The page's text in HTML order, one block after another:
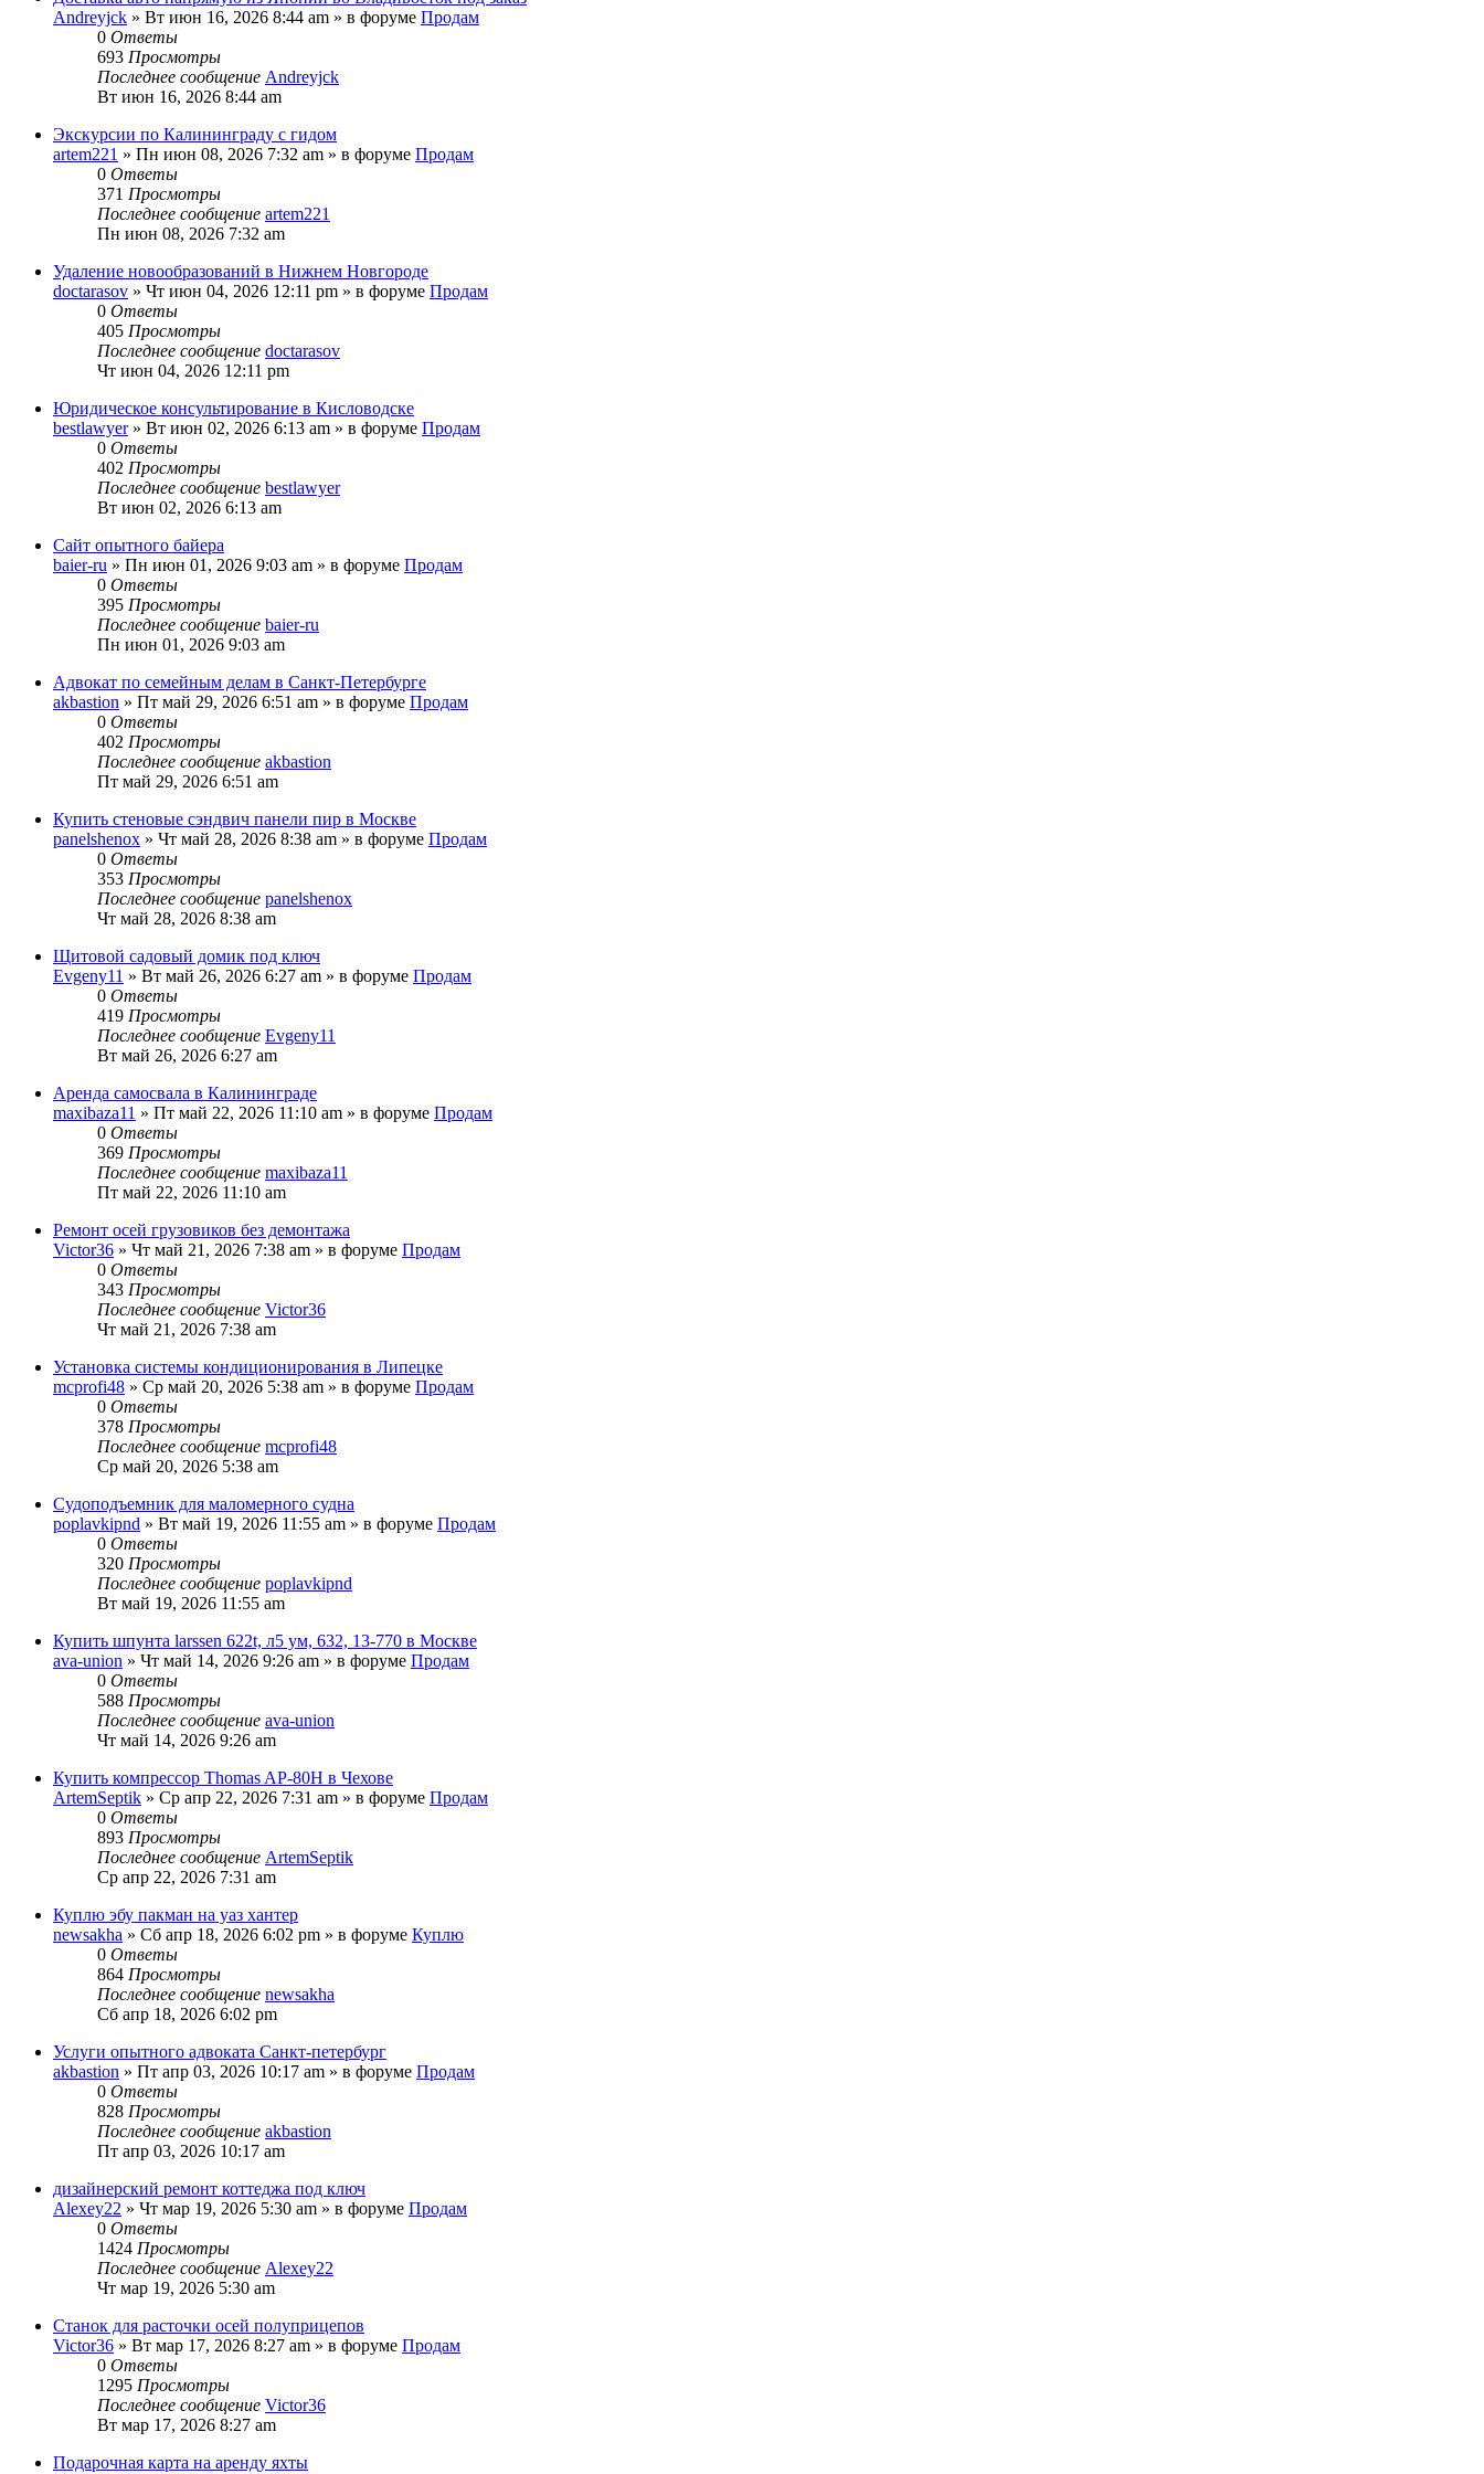
Andreyjck » Вт июн 16, 2026 8:44 am » в форуме Продам
0 Ответы
693 Просмотры
Последнее сообщение Andreyjck
Вт июн 16, 2026 8:44 am
Экскурсии по Калининграду с гидом
artem221 » Пн июн 08, 2026 7:32 am » в форуме Продам
0 Ответы
371 Просмотры
Последнее сообщение artem221
Пн июн 08, 2026 7:32 am
Удаление новообразований в Нижнем Новгороде
doctarasov » Чт июн 04, 2026 12:11 pm » в форуме Продам
0 Ответы
405 Просмотры
Последнее сообщение doctarasov
Чт июн 04, 2026 12:11 pm
Юридическое консультирование в Кисловодске
bestlawyer» Вт июн 02, 2026 6:13 am » в форуме Продам
0 Ответы
402 Просмотры
Последнее сообщение bestlawyer
Вт июн 02, 2026 6:13 am
Сайт опытного байера
baier-ru » Пн июн 01, 2026 9:03 am » в форуме Продам
0 Ответы
395 Просмотры
Последнее сообщение baier-ru
Пн июн 01, 2026 9:03 am
Адвокат по семейным делам в Санкт-Петербурге
akbastion » Пт май 29, 2026 6:51 am » в форуме Продам
0 Ответы
402 Просмотры
Последнее сообщение akbastion
Пт май 29, 2026 6:51 am
Купить стеновые сэндвич панели пир в Москве
panelshenox » Чт май 28, 2026 8:38 am » в форуме Продам
0 Ответы
353 Просмотры
Последнее сообщение panelshenox
Чт май 28, 2026 8:38 am
Щитовой садовый домик под ключ
Evgeny11 » Вт май 26, 2026 6:27 am » в форуме Продам
0 Ответы
419 Просмотры
Последнее сообщение Evgeny11
Вт май 26, 2026 6:27 am
Аренда самосвала в Калининграде
maxibaza11 » Пт май 22, 2026 11:10 am » в форуме Продам
0 Ответы
369 Просмотры
Последнее сообщение maxibaza11
Пт май 22, 2026 11:10 am
Ремонт осей грузовиков без демонтажа
Victor36 » Чт май 21, 2026 7:38 am » в форуме Продам
0 Ответы
343 Просмотры
Последнее сообщение Victor36
Чт май 21, 2026 7:38 am
Установка системы кондиционирования в Липецке
mcprofi48 » Ср май 20, 2026 5:38 am » в форуме Продам
0 Ответы
378 Просмотры
Последнее сообщение mcprofi48
Ср май 20, 2026 5:38 am
Судоподъемник для маломерного судна
poplavkipnd » Вт май 19, 2026 11:55 am » в форуме Продам
0 Ответы
320 Просмотры
Последнее сообщение poplavkipnd
Вт май 19, 2026 11:55 am
Купить шпунта larssen 622t, л5 ум, 632, 13-770 в Москве
ava-union » Чт май 14, 2026 9:26 am » в форуме Продам
0 Ответы
588 Просмотры
Последнее сообщение ava-union
Чт май 14, 2026 9:26 am
Купить компрессор Thomas AP-80H в Чехове
ArtemSeptik » Ср апр 22, 2026 7:31 am » в форуме Продам
0 Ответы
893 Просмотры
Последнее сообщение ArtemSeptik
Ср апр 22, 2026 7:31 am
Куплю эбу пакман на уаз хантер
newsakha » Сб апр 18, 2026 6:02 pm » в форуме Куплю
0 Ответы
864 Просмотры
Последнее сообщение newsakha
Сб апр 18, 2026 6:02 pm
Услуги опытного адвоката Санкт-петербург
akbastion » Пт апр 03, 2026 10:17 am » в форуме Продам
0 Ответы
828 Просмотры
Последнее сообщение akbastion
Пт апр 03, 2026 10:17 am
дизайнерский ремонт коттеджа под ключ
Alexey22 » Чт мар 19, 2026 5:30 am » в форуме Продам
0 Ответы
1424 Просмотры
Последнее сообщение Alexey22
Чт мар 19, 2026 5:30 am
Станок для расточки осей полуприцепов
Victor36 » Вт мар 17, 2026 8:27 am » в форуме Продам
0 Ответы
1295 Просмотры
Последнее сообщение Victor36
Вт мар 17, 2026 8:27 am
Подарочная карта на аренду яхты